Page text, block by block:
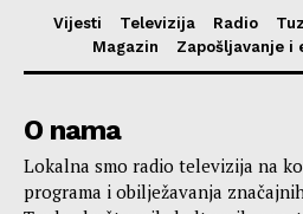
Vijesti Televizija Radio
Magazin
Zapošljavanje i
O nama
Lokalna smo radio televizija na
programa i obilježavanja